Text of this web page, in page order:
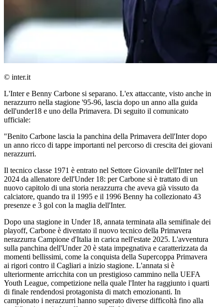
© inter.it
L'Inter e Benny Carbone si separano. L'ex attaccante, visto anche in
nerazzurro nella stagione '95-96, lascia dopo un anno alla guida
dell'under18 e uno della Primavera. Di seguito il comunicato
ufficiale:
"Benito Carbone lascia la panchina della Primavera dell'Inter dopo
un anno ricco di tappe importanti nel percorso di crescita dei giovani
nerazzurri.
Il tecnico classe 1971 è entrato nel Settore Giovanile dell'Inter nel
2024 da allenatore dell'Under 18: per Carbone si è trattato di un
nuovo capitolo di una storia nerazzurra che aveva già vissuto da
calciatore, quando tra il 1995 e il 1996 Benny ha collezionato 43
presenze e 3 gol con la maglia dell'Inter.
Dopo una stagione in Under 18, annata terminata alla semifinale dei
playoff, Carbone è diventato il nuovo tecnico della Primavera
nerazzurra Campione d'Italia in carica nell'estate 2025. L'avventura
sulla panchina dell'Under 20 è stata impegnativa e caratterizzata da
momenti bellissimi, come la conquista della Supercoppa Primavera
ai rigori contro il Cagliari a inizio stagione. L'annata si è
ulteriormente arricchita con un prestigioso cammino nella UEFA
Youth League, competizione nella quale l'Inter ha raggiunto i quarti
di finale rendendosi protagonista di match emozionanti. In
campionato i nerazzurri hanno superato diverse difficoltà fino alla